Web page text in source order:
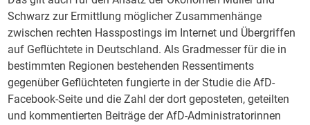
Schwarz zur Ermittlung möglicher Zusammenhänge
zwischen rechten Hasspostings im Internet und Übergriffen
auf Geflüchtete in Deutschland. Als Gradmesser für die in
bestimmten Regionen bestehenden Ressentiments
gegenüber Geflüchteten fungierte in der Studie die AfD-
Facebook-Seite und die Zahl der dort geposteten, geteilten
und kommentierten Beiträge der AfD-Administratorinnen